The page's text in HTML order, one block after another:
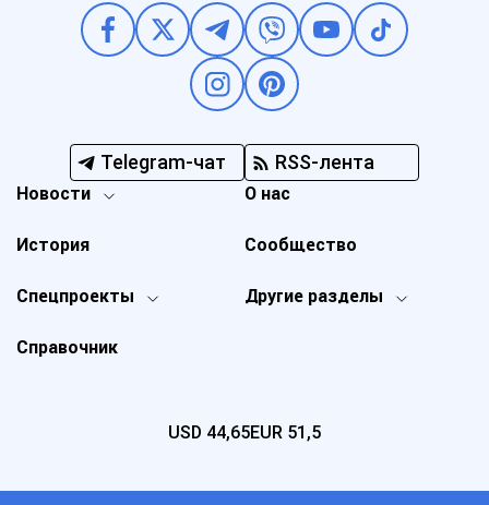
Telegram-чат RSS-лента
Новости
Спецпроекты Другие разделы
История
О нас
Справочник
Сообщество
USD 44,65EUR 51,5